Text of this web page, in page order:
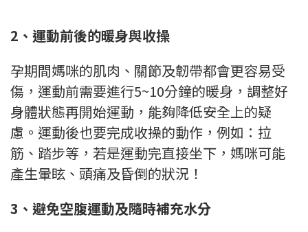
2、運動前後的暖身與收操
孕期間媽咪的肌肉、關節及韌帶都會更容易受
傷，運動前需要進行5~10分鐘的暖身，調整好
身體狀態再開始運動，能夠降低安全上的疑
慮。運動後也要完成收操的動作，例如：拉
筋、踏步等，若是運動完直接坐下，媽咪可能
產生暈眩、頭痛及昏倒的狀況！
3、避免空腹運動及隨時補充水分